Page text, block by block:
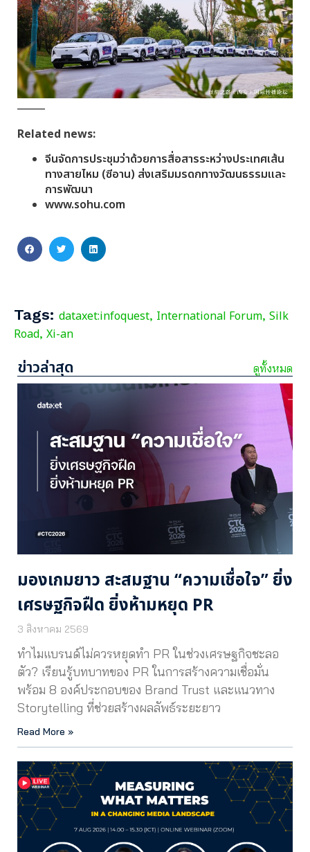
Related news:
จีนจัดการประชุมว่าด้วยการสื่อสารระหว่างประเทศเส้น
ทางสายไหม (ซีอาน) ส่งเสริมมรดกทางวัฒนธรรมและ
การพัฒนา
www.sohu.com
Tags: dataxet:infoquest, International Forum, Silk
Road, Xi-an
ข่าวล่าสุด ดูทั้งหมด
มองเกมยาว สะสมฐาน “ความเชื่อใจ” ยิ่ง
เศรษฐกิจฝืด ยิ่งห้ามหยุด PR
3 สิงหาคม 2569
ทำไมแบรนด์ไม่ควรหยุดทำ PR ในช่วงเศรษฐกิจชะลอ
ตัว? เรียนรู้บทบาทของ PR ในการสร้างความเชื่อมั่น
พร้อม 8 องค์ประกอบของ Brand Trust และแนวทาง
Storytelling ที่ช่วยสร้างผลลัพธ์ระยะยาว
Read More »